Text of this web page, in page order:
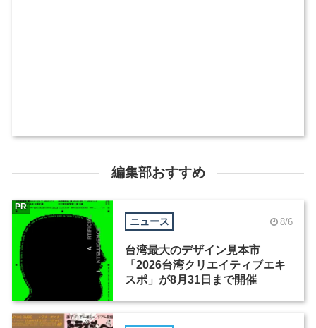
編集部おすすめ
ニュース 8/6
台湾最大のデザイン見本市
「2026台湾クリエイティブエキ
スポ」が8月31日まで開催
PR